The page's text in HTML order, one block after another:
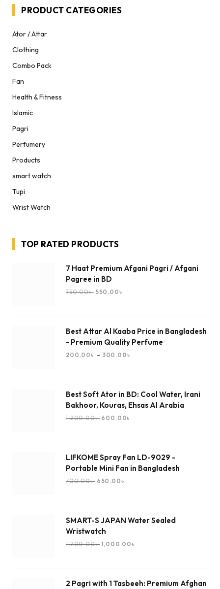
PRODUCT CATEGORIES
Ator / Attar
Clothing
Combo Pack
Fan
Health & Fitness
Islamic
Pagri
Perfumery
Products
smart watch
Tupi
Wrist Watch
TOP RATED PRODUCTS
7 Haat Premium Afgani Pagri / Afgani
Pagree in BD
750.00৳ 550.00৳
Best Attar Al Kaaba Price in Bangladesh
- Premium Quality Perfume
200.00৳ – 300.00৳
Best Soft Ator in BD: Cool Water, Irani
Bakhoor, Kouras, Ehsas Al Arabia
1,200.00৳ 600.00৳
LIFKOME Spray Fan LD-9029 -
Portable Mini Fan in Bangladesh
700.00৳ 650.00৳
SMART-S JAPAN Water Sealed
Wristwatch
1,200.00৳ 1,000.00৳
2 Pagri with 1 Tasbeeh: Premium Afghan